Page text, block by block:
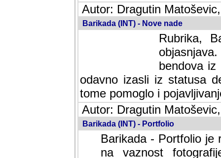
Autor: Dragutin
Barikada (INT) - Nove nade
Rubrika,
bendova
odavno izasli iz statusa
tome pomoglo i
Autor: Dragutin
Barikada (INT) - Portfolio
Barikada - Portfolio je
na vaznost